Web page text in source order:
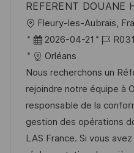
b
l
i
c
a
c
i
ó
n
o
REFERENT DOUANE
U
b
c
a
c
i
ó
Fleury-les-Aubrais,
F
e
c
h
a
d
e
2026-04-21
I
d
e
e
m
p
Orléans
Nous recherchons un
rejoindre notre équipe à
responsable de la
gestion des opérations
LAS France. Si vous